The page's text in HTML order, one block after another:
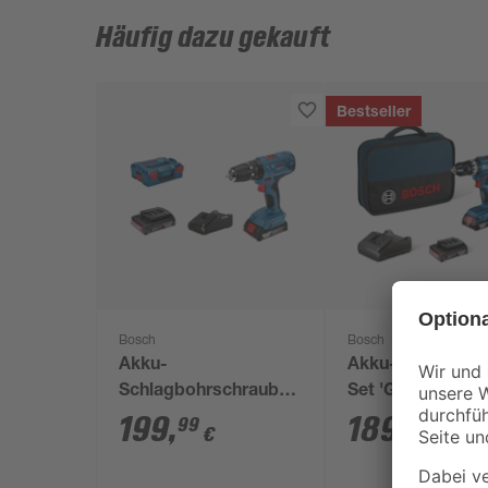
Häufig dazu gekauft
Bosch
Akku-
Schlagbohrschrauber
'GSB 18V-21'
Professional 2 x 2,0
199,99 €
Bestseller
Bosch
Akku-
Set 'GSB 18V-
2 Akkus und
Ladegerät
189 99 €